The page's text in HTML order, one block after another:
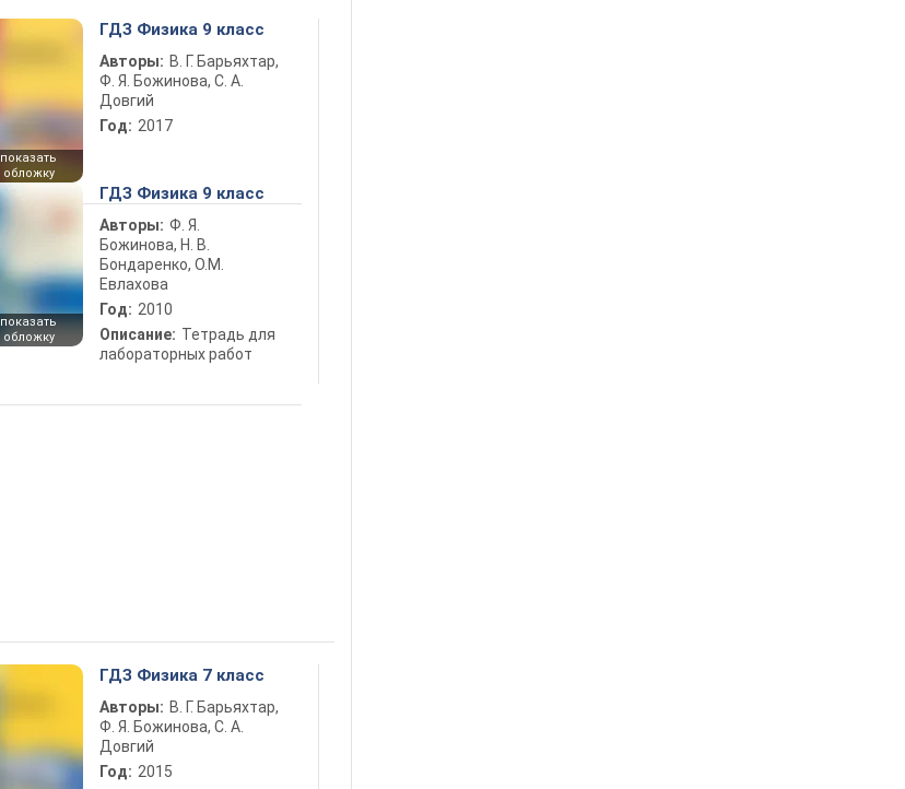
показать
обложку
ГДЗ Физика 9 класс
Авторы: В. Г. Барьяхтар,
Ф. Я. Божинова, С. А.
Довгий
Год: 2017
показать
обложку
ГДЗ Физика 9 класс
Авторы: Ф. Я.
Божинова, Н. В.
Бондаренко, О.М.
Евлахова
Год: 2010
Описание: Тетрадь для
лабораторных работ
ГДЗ Физика 7 класс
Авторы: В. Г. Барьяхтар,
Ф. Я. Божинова, С. А.
Довгий
Год: 2015